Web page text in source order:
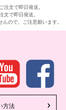
あり前丈は短く後
さも兼ね備えてい
が上品で大人な印象
うように新人さん向
ます。縫製や生地
店舗によってはド
際にお店のルール
なくセクシー系やガ
い系統のキャバドレ
けになってオスス
文で即日発送。
文で即日発送。
ので、ご注意願います。
方法